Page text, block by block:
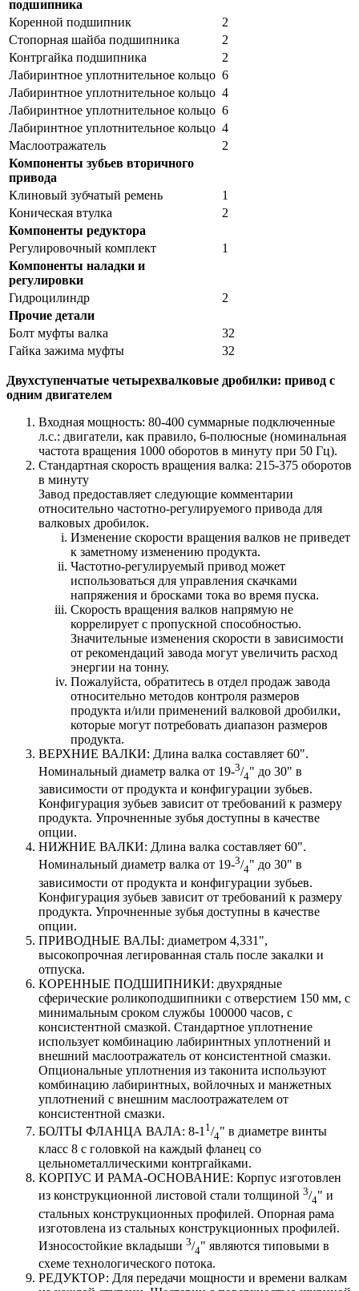
подшипника
Коренной подшипник
2
Стопорная шайба подшипника
2
Контргайка подшипника
2
Лабиринтное уплотнительное кольцо 6
Лабиринтное уплотнительное кольцо 4
Лабиринтное уплотнительное кольцо 6
Лабиринтное уплотнительное кольцо 4
Маслоотражатель
2
Компоненты зубьев вторичного
привода
Клиновый зубчатый ремень
1
Коническая втулка
2
Компоненты редуктора
Регулировочный комплект
1
Компоненты наладки и
регулировки
Гидроцилиндр
2
Прочие детали
Болт муфты валка
32
Гайка зажима муфты
32
Двухступенчатые четырехвалковые дробилки: привод с
одним двигателем
Входная мощность: 80-400 суммарные подключенные
л.с.: двигатели, как правило, 6-полюсные (номинальная
частота вращения 1000 оборотов в минуту при 50 Гц).
Стандартная скорость вращения валка: 215-375 оборотов
в минуту
Завод предоставляет следующие комментарии
относительно частотно-регулируемого привода для
валковых дробилок.
Изменение скорости вращения валков не приведет
к заметному изменению продукта.
Частотно-регулируемый привод может
использоваться для управления скачками
напряжения и бросками тока во время пуска.
Скорость вращения валков напрямую не
коррелирует с пропускной способностью.
Значительные изменения скорости в зависимости
от рекомендаций завода могут увеличить расход
энергии на тонну.
Пожалуйста, обратитесь в отдел продаж завода
относительно методов контроля размеров
продукта и/или применений валковой дробилки,
которые могут потребовать диапазон размеров
продукта.
ВЕРХНИЕ ВАЛКИ: Длина валка составляет 60".
Номинальный диаметр валка от 19-3/4" до 30" в
зависимости от продукта и конфигурации зубьев.
Конфигурация зубьев зависит от требований к размеру
продукта. Упрочненные зубья доступны в качестве
опции.
НИЖНИЕ ВАЛКИ: Длина валка составляет 60".
Номинальный диаметр валка от 19-3/4" до 30" в
зависимости от продукта и конфигурации зубьев.
Конфигурация зубьев зависит от требований к размеру
продукта. Упрочненные зубья доступны в качестве
опции.
ПРИВОДНЫЕ ВАЛЫ: диаметром 4,331",
высокопрочная легированная сталь после закалки и
отпуска.
КОРЕННЫЕ ПОДШИПНИКИ: двухрядные
сферические роликоподшипники с отверстием 150 мм, с
минимальным сроком службы 100000 часов, с
консистентной смазкой. Стандартное уплотнение
использует комбинацию лабиринтных уплотнений и
внешний маслоотражатель от консистентной смазки.
Опциональные уплотнения из таконита используют
комбинацию лабиринтных, войлочных и манжетных
уплотнений с внешним маслоотражателем от
консистентной смазки.
БОЛТЫ ФЛАНЦА ВАЛА: 8-1 1 /4" в диаметре винты
класс 8 с головкой на каждый фланец со
цельнометаллическими контргайками.
КОРПУС И РАМА-ОСНОВАНИЕ: Корпус изготовлен
из конструкционной листовой стали толщиной 3/4" и
стальных конструкционных профилей. Опорная рама
изготовлена из стальных конструкционных профилей.
Износостойкие вкладыши 3/4" являются типовыми в
схеме технологического потока.
РЕДУКТОР: Для передачи мощности и времени валкам